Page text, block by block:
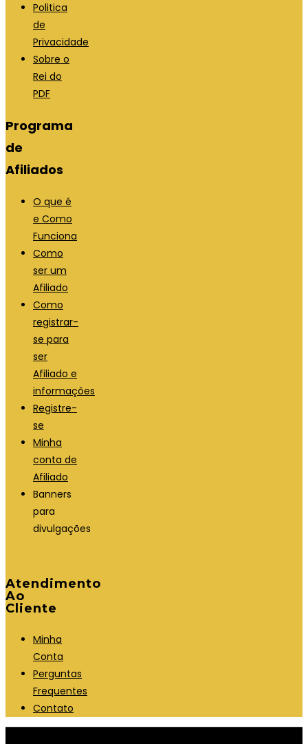
Politica
de
Privacidade
Sobre o
Rei do
PDF
Programa
de
Afiliados
O que é
e Como
Funciona
Como
ser um
Afiliado
Como
registrar-
se para
ser
Afiliado e
informações
Registre-
se
Minha
conta de
Afiliado
Banners
para
divulgações
Atendimento
Ao
Cliente
Minha
Conta
Perguntas
Frequentes
Contato